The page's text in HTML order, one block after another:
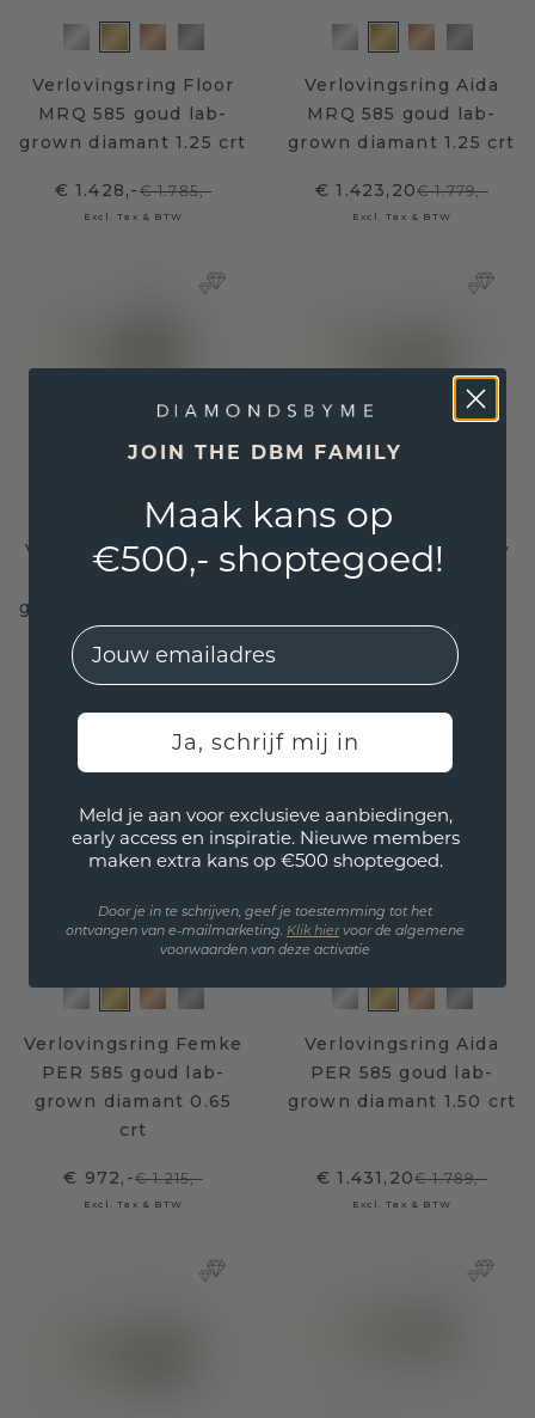
Verlovingsring Floor
MRQ 585 goud lab-
grown diamant 1.25 crt
€ 1.428,-€ 1.785,-
Excl. Tax & BTW
Verlovingsring Aida
MRQ 585 goud lab-
grown diamant 1.25 crt
€ 1.423,20€ 1.779,-
Excl. Tax & BTW
Verlovingsring Maddy
MRQ 585 goud lab-
grown diamant 1.25 crt
€ 1.351,20€ 1.689,-
Excl. Tax & BTW
Verlovingsring Maddy
PER 585 goud lab-
€ 1.135,20€ 1.419,-
Excl. Tax & BTW
Verlovingsring Femke
PER 585 goud lab-
grown diamant 0.65
crt
€ 972,-€ 1.215,-
Excl. Tax & BTW
Verlovingsring Aida
PER 585 goud lab-
grown diamant 1.50 crt
€ 1.431,20€ 1.789,-
Excl. Tax & BTW
JOIN THE DBM FAMILY
Maak kans op
€500,- shoptegoed!
EMail
Ja, schrijf mij in
Meld je aan voor exclusieve aanbiedingen,
early access en inspiratie. Nieuwe members
maken extra kans op €500 shoptegoed.
Door je in te schrijven, geef je toestemming tot het
ontvangen van e-mailmarketing. Klik hiervoor de algemene
voorwaarden van deze activatie